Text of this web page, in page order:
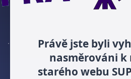
Právě jste byli
nasměrováni k
starého webu